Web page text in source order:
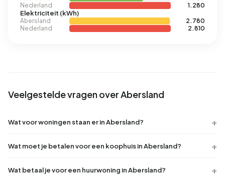
Nederland
1.280
Elektriciteit (kWh)
Abersland
2.780
Nederland
2.810
Veelgestelde vragen over Abersland
Wat voor woningen staan er in Abersland?
Wat moet je betalen voor een koophuis in Abersland?
Wat betaal je voor een huurwoning in Abersland?